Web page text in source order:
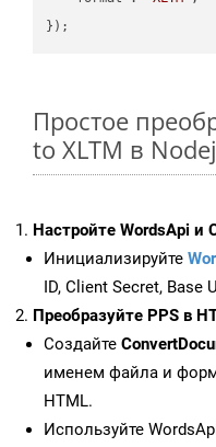
Простое
to XLTM в
Настройте WordsApi и
Инициализируйте
ID, Client Secret, Base
Преобразуйте PPS в
Создайте
именем файла и
HTML.
Используйте